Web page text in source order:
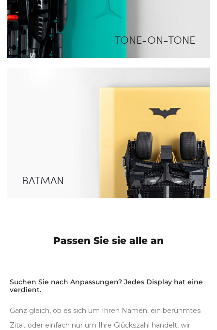
TONE-ON-TONE
BATMAN
Passen Sie sie alle an
Suchen Sie nach Anpassungen? Jedes Display hat eine
verdient.
Ganz gleich, ob es sich um Ihren Namen, ein berühmtes
Zitat oder einfach nur um Ihre Glückszahl handelt, wir